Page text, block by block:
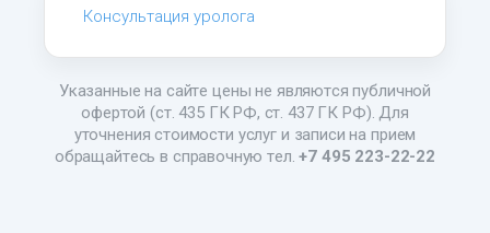
Консультация уролога
Указанные на сайте цены не являются публичной
офертой (ст. 435 ГК РФ, ст. 437 ГК РФ). Для
уточнения стоимости услуг и записи на прием
обращайтесь в справочную тел.+7 495 223-22-22